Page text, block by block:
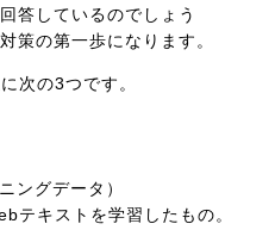
答しているのでしょう
策の第一歩になります。
次の3つです。
ングデータ）
テキストを学習したもの。